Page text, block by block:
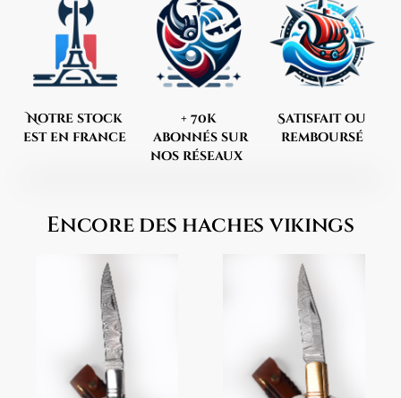
Notre stock
est en france
+ 70k
abonnés sur
nos réseaux
Satisfait ou
remboursé
Encore des haches vikings